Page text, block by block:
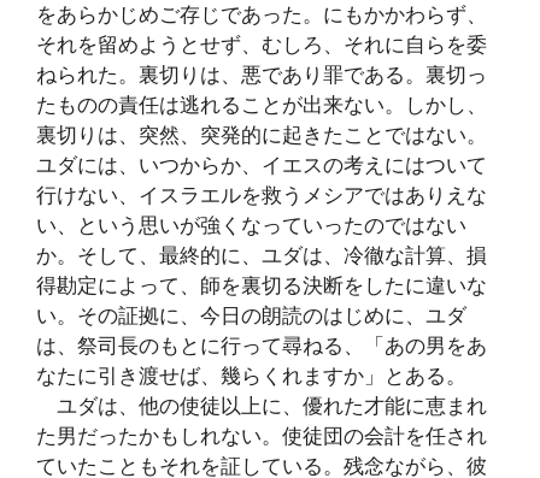
をあらかじめご存じであった。にもかかわらず、
それを留めようとせず、むしろ、それに自らを委
ねられた。裏切りは、悪であり罪である。裏切っ
たものの責任は逃れることが出来ない。しかし、
裏切りは、突然、突発的に起きたことではない。
ユダには、いつからか、イエスの考えにはついて
行けない、イスラエルを救うメシアではありえな
い、という思いが強くなっていったのではない
か。そして、最終的に、ユダは、冷徹な計算、損
得勘定によって、師を裏切る決断をしたに違いな
い。その証拠に、今日の朗読のはじめに、ユダ
は、祭司長のもとに行って尋ねる、「あの男をあ
なたに引き渡せば、幾らくれますか」とある。
ユダは、他の使徒以上に、優れた才能に恵まれ
た男だったかもしれない。使徒団の会計を任され
ていたこともそれを証している。残念ながら、彼